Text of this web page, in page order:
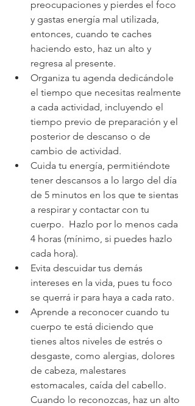
preocupaciones y pierdes el foco
y gastas energía mal utilizada,
entonces, cuando te caches
haciendo esto, haz un alto y
regresa al presente.
Organiza tu agenda dedicándole
el tiempo que necesitas realmente
a cada actividad, incluyendo el
tiempo previo de preparación y el
posterior de descanso o de
cambio de actividad.
Cuida tu energía, permitiéndote
tener descansos a lo largo del día
de 5 minutos en los que te sientas
a respirar y contactar con tu
cuerpo.  Hazlo por lo menos cada
4 horas (mínimo, si puedes hazlo
cada hora).
Evita descuidar tus demás
intereses en la vida, pues tu foco
se querrá ir para haya a cada rato.
Aprende a reconocer cuando tu
cuerpo te está diciendo que
tienes altos niveles de estrés o
desgaste, como alergias, dolores
de cabeza, malestares
estomacales, caída del cabello.
Cuando lo reconozcas, haz un alto